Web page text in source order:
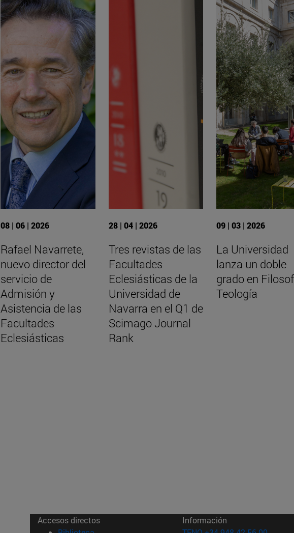
08 | 06 | 2026
Rafael Navarrete,
nuevo director del
servicio de
Admisión y
Asistencia de las
Facultades
Eclesiásticas
28 | 04 | 2026
Tres revistas de las
Facultades
Eclesiásticas de la
Universidad de
Navarra en el Q1 de
Scimago Journal
Rank
09 | 03 | 2026
La Universidad
lanza un doble
grado en
Teología
Accesos directos
Información